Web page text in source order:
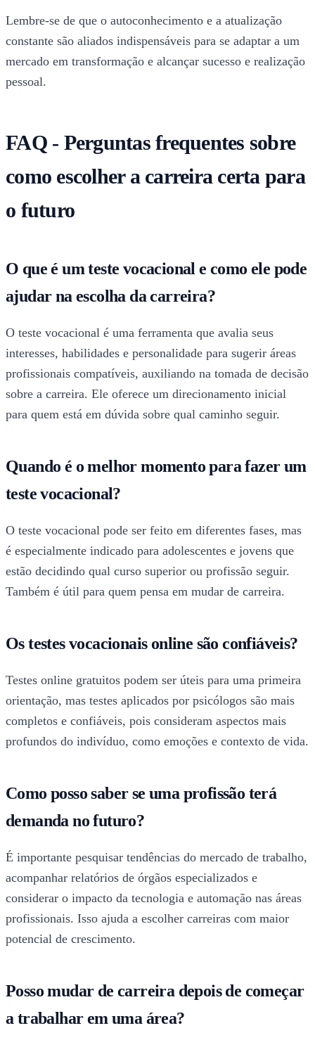
Lembre-se de que o autoconhecimento e a atualização
constante são aliados indispensáveis para se adaptar a um
mercado em transformação e alcançar sucesso e realização
pessoal.
FAQ - Perguntas frequentes sobre
como escolher a carreira certa para
o futuro
O que é um teste vocacional e como ele pode
ajudar na escolha da carreira?
O teste vocacional é uma ferramenta que avalia seus
interesses, habilidades e personalidade para sugerir áreas
profissionais compatíveis, auxiliando na tomada de decisão
sobre a carreira. Ele oferece um direcionamento inicial
para quem está em dúvida sobre qual caminho seguir.
Quando é o melhor momento para fazer um
teste vocacional?
O teste vocacional pode ser feito em diferentes fases, mas
é especialmente indicado para adolescentes e jovens que
estão decidindo qual curso superior ou profissão seguir.
Também é útil para quem pensa em mudar de carreira.
Os testes vocacionais online são confiáveis?
Testes online gratuitos podem ser úteis para uma primeira
orientação, mas testes aplicados por psicólogos são mais
completos e confiáveis, pois consideram aspectos mais
profundos do indivíduo, como emoções e contexto de vida.
Como posso saber se uma profissão terá
demanda no futuro?
É importante pesquisar tendências do mercado de trabalho,
acompanhar relatórios de órgãos especializados e
considerar o impacto da tecnologia e automação nas áreas
profissionais. Isso ajuda a escolher carreiras com maior
potencial de crescimento.
Posso mudar de carreira depois de começar
a trabalhar em uma área?